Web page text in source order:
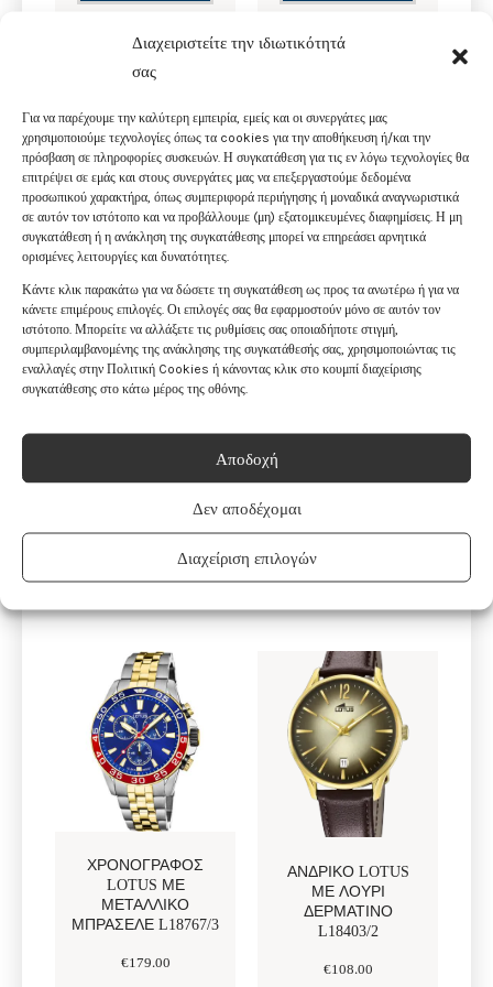
Διαχειριστείτε την ιδιωτικότητά
σας
Για να παρέχουμε την καλύτερη εμπειρία, εμείς και οι συνεργάτες μας
χρησιμοποιούμε τεχνολογίες όπως τα cookies για την αποθήκευση ή/και την
πρόσβαση σε πληροφορίες συσκευών. Η συγκατάθεση για τις εν λόγω τεχνολογίες θα
επιτρέψει σε εμάς και στους συνεργάτες μας να επεξεργαστούμε δεδομένα
προσωπικού χαρακτήρα, όπως συμπεριφορά περιήγησης ή μοναδικά αναγνωριστικά
σε αυτόν τον ιστότοπο και να προβάλλουμε (μη) εξατομικευμένες διαφημίσεις. Η μη
συγκατάθεση ή η ανάκληση της συγκατάθεσης μπορεί να επηρεάσει αρνητικά
ορισμένες λειτουργίες και δυνατότητες.
Κάντε κλικ παρακάτω για να δώσετε τη συγκατάθεση ως προς τα ανωτέρω ή για να
κάνετε επιμέρους επιλογές. Οι επιλογές σας θα εφαρμοστούν μόνο σε αυτόν τον
ιστότοπο. Μπορείτε να αλλάξετε τις ρυθμίσεις σας οποιαδήποτε στιγμή,
συμπεριλαμβανομένης της ανάκλησης της συγκατάθεσής σας, χρησιμοποιώντας τις
εναλλαγές στην Πολιτική Cookies ή κάνοντας κλικ στο κουμπί διαχείρισης
συγκατάθεσης στο κάτω μέρος της οθόνης.
Αποδοχή
Δεν αποδέχομαι
Διαχείριση επιλογών
ΧΡΟΝΟΓΡΆΦΟΣ
LOTUS ΜΕ
ΜΕΤΑΛΛΙΚΌ
ΜΠΡΑΣΕΛΈ L18868/1
ΑΝΔΡΙΚΌ LOTUS
ΜΕ ΜΕΤΑΛΛΙΚΌ
ΜΠΡΑΣΕΛΈ L18770/3
ΧΡΟΝΟΓΡΆΦΟΣ
LOTUS ΜΕ
ΜΕΤΑΛΛΙΚΌ
ΜΠΡΑΣΕΛΈ L18767/3
€179.00
ΑΝΔΡΙΚΌ LOTUS
ΜΕ ΛΟΥΡΊ
ΔΕΡΜΆΤΙΝΟ
L18403/2
€108.00